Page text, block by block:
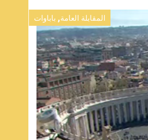
المقابلة العامة, باباوات